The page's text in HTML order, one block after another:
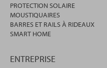
PROTECTION SOLAIRE
MOUSTIQUAIRES
BARRES ET RAILS À RIDEAUX
SMART HOME
ENTREPRISE